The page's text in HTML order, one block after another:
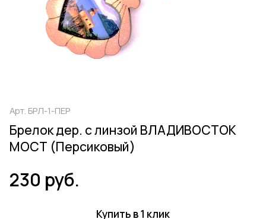
Арт. БРЛ-1-ПЕР
Брелок дер. с линзой ВЛАДИВОСТОК
МОСТ (Персиковый)
230 руб.
Купить в 1 клик